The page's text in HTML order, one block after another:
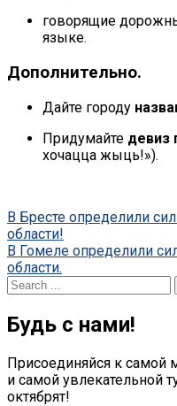
говорящие
языке.
Дополнительно.
Дайте городу
Придумайте девиз
хочацца жыць!»).
Post
navigation
В Бресте определили
области!
В Гомеле определили
области.
Search
for:
Будь с нами!
Присоединяйся к самой
и самой увлекательной
октябрят!